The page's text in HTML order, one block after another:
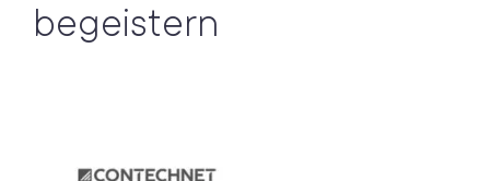
begeistern